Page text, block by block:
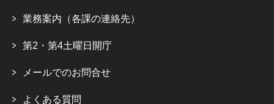
業務案内（各課の連絡先）
第2・第4土曜日開庁
メールでのお問合せ
よくある質問